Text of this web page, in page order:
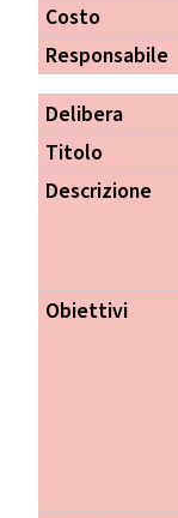
Costo
Responsabile
Delibera
Titolo
Descrizione
Obiettivi